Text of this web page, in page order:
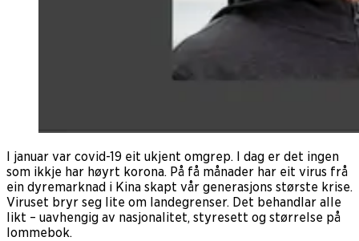
I januar var covid-19 eit ukjent omgrep. I dag er det ingen
som ikkje har høyrt korona. På få månader har eit virus frå
ein dyremarknad i Kina skapt vår generasjons største krise.
Viruset bryr seg lite om landegrenser. Det behandlar alle
likt – uavhengig av nasjonalitet, styresett og størrelse på
lommebok.